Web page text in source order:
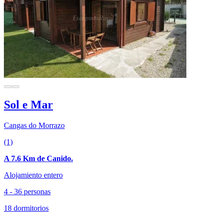
Sol e Mar
Cangas do Morrazo
(1)
A 7.6 Km de Canido.
Alojamiento entero
4 - 36 personas
18 dormitorios